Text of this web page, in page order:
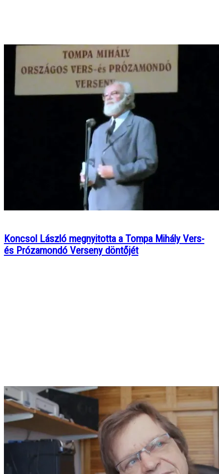
Koncsol László megnyitotta a Tompa Mihály Vers-
és Prózamondó Verseny döntőjét